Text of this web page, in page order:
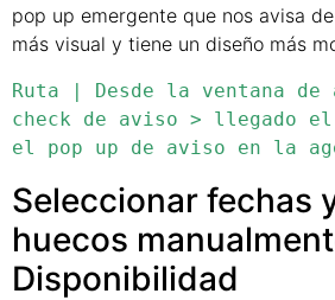
pop up emergente que nos avisa
más visual y tiene un diseño más
Ruta | Desde la ventana de
check de aviso > llegado el
el pop up de aviso en la
Seleccionar fechas
huecos
Disponibilidad